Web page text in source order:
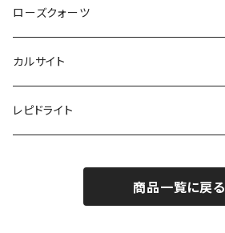
ローズクォーツ
カルサイト
レピドライト
商品一覧に戻る